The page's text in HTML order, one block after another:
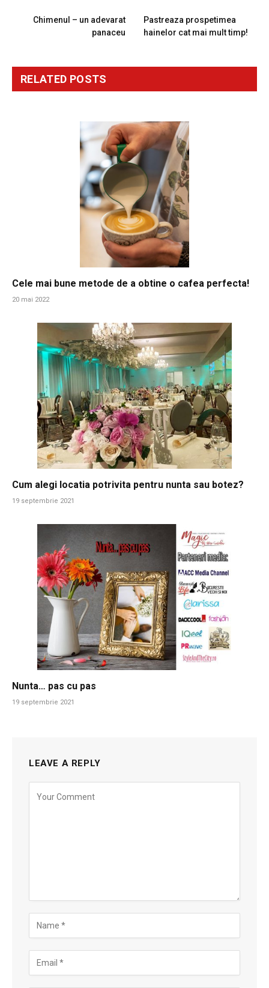
Chimenul – un adevarat
panaceu
Pastreaza prospetimea
hainelor cat mai mult timp!
RELATED POSTS
Cele mai bune metode de a obtine o cafea perfecta!
20 mai 2022
Cum alegi locatia potrivita pentru nunta sau botez?
19 septembrie 2021
Nunta… pas cu pas
19 septembrie 2021
LEAVE A REPLY